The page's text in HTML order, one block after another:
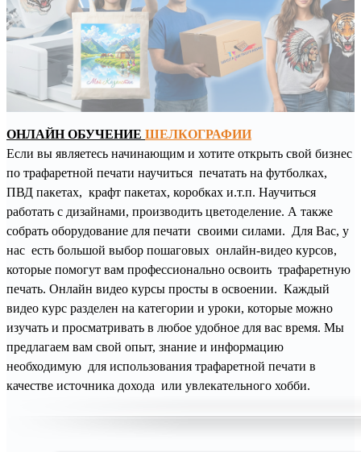
ОНЛАЙН ОБУЧЕНИЕ ШЕЛКОГРАФИИ
Если вы являетесь начинающим и хотите открыть свой бизнес
по трафаретной печати научиться печатать на футболках,
ПВД пакетах, крафт пакетах, коробках и.т.п. Научиться
работать с дизайнами, производить цветоделение. А также
собрать оборудование для печати своими силами. Для Вас, у
нас есть большой выбор пошаговых онлайн-видео курсов,
которые помогут вам профессионально освоить трафаретную
печать. Онлайн видео курсы просты в освоении. Каждый
видео курс разделен на категории и уроки, которые можно
изучать и просматривать в любое удобное для вас время. Мы
предлагаем вам свой опыт, знание и информацию
необходимую для использования трафаретной печати в
качестве источника дохода или увлекательного хобби.